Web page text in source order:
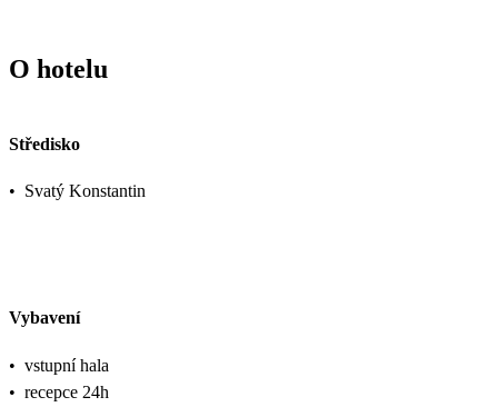
O hotelu
Středisko
• Svatý Konstantin
Vybavení
• vstupní hala
• recepce 24h